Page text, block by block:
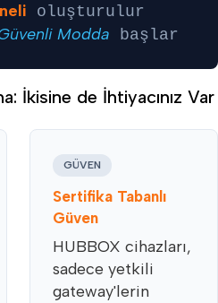
oluşturulur
Modda başlar
İkisine de İhtiyacınız Var
GÜVEN
Sertifika Tabanlı
Güven
HUBBOX cihazları,
sadece yetkili
gateway'lerin